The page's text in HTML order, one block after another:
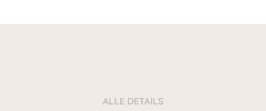
ALLE DETAILS